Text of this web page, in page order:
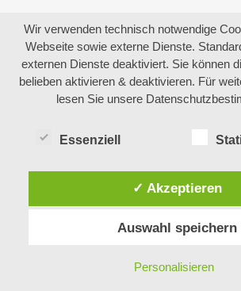
Wir verwenden technisch notwendige
Webseite sowie externe Dienste.
externen Dienste deaktiviert. Sie können
belieben aktivieren & deaktivieren. Für
lesen Sie unsere
Essenziell
✓ Akzeptieren
Auswahl speichern
Personalisieren